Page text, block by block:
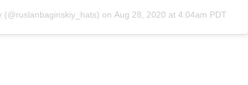
(@ruslanbaginskiy_hats) on Aug 28, 2020 at 4:04am PDT